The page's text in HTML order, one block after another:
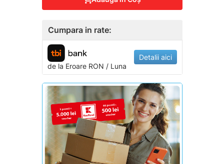
Cumpara in rate:
de la EroareRON / Luna
Detalii aici